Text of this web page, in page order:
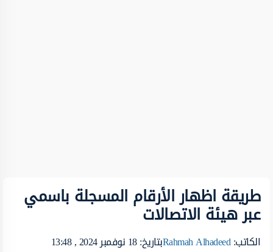
طريقة اظهار الأرقام المسجلة باسمي
عبر هيئة الاتصالات
الكاتب:Rahmah Alhadeedبتاريخ: 18 نوفمبر 2024 , 13:48